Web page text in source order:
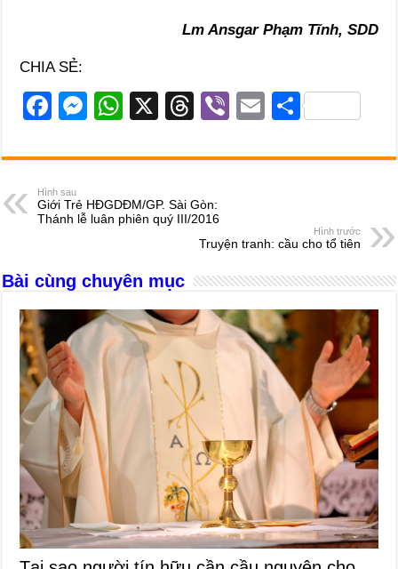
Lm Ansgar Phạm Tĩnh, SDD
CHIA SẺ:
F
c
e
b
o
k
M
ss
n
er
W
at
A
p
X
T
e
d
s
Vi
er
E
ail
S
ar
Hình sau
Giới Trẻ HĐGDĐM/GP. Sài Gòn:
Thánh lễ luân phiên quý III/2016
Hình trước
Truyện tranh: cầu cho tổ tiên
Bài cùng chuyên mục